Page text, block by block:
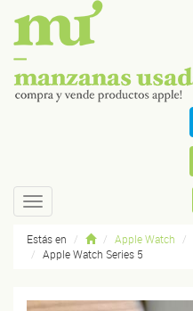
Toggle
navigation
Estás en Apple Watch
Apple Watch Series 5